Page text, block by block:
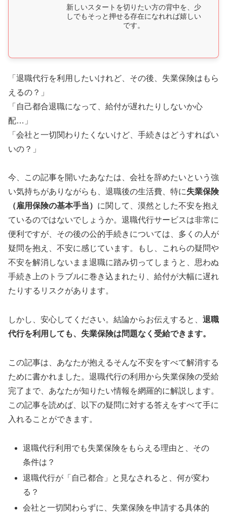
新しいスタートを切りたい方の背中を、少
しでもそっと押せる存在になれれば嬉しい
です。
「退職代行を利用したいけれど、その後、失業保険はもら
えるの？」
「自己都合退職になって、給付が遅れたりしないか心
配…」
「会社と一切関わりたくないけど、手続きはどうすればい
いの？」
今、この記事を開いたあなたは、会社を辞めたいという強
い気持ちがありながらも、退職後の生活費、特に失業保険
（雇用保険の基本手当） に関して、漠然とした不安を抱え
ているのではないでしょうか。退職代行サービスは非常に
便利ですが、その後の公的手続きについては、多くの人が
疑問を抱え、不安に感じています。もし、これらの疑問や
不安を解消しないまま退職に踏み切ってしまうと、思わぬ
手続き上のトラブルに巻き込まれたり、給付が大幅に遅れ
たりするリスクがあります。
しかし、安心してください。結論からお伝えすると、 退職
代行を利用しても、失業保険は問題なく受給できます。
この記事は、あなたが抱えるそんな不安をすべて解消する
ために書かれました。退職代行の利用から失業保険の受給
完了まで、あなたが知りたい情報を網羅的に解説します。
この記事を読めば、以下の疑問に対する答えをすべて手に
入れることができます。
退職代行利用でも失業保険をもらえる理由と、その
条件は？
退職代行が「自己都合」と見なされると、何が変わ
る？
会社と一切関わらずに、失業保険を申請する具体的